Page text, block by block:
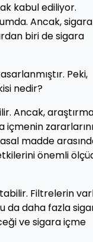
kabul ediliyor.
Ancak, sigara
biri de sigara
Peki,
nedir?
Ancak,
zararlarını
madde
önemli
Filtrelerin
da daha fazla
ve sigara içme